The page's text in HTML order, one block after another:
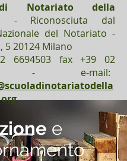
e
Notariato della
- Riconosciuta dal
del Notariato -
5 20124 Milano
6694503 fax +39 02
- e-mail: